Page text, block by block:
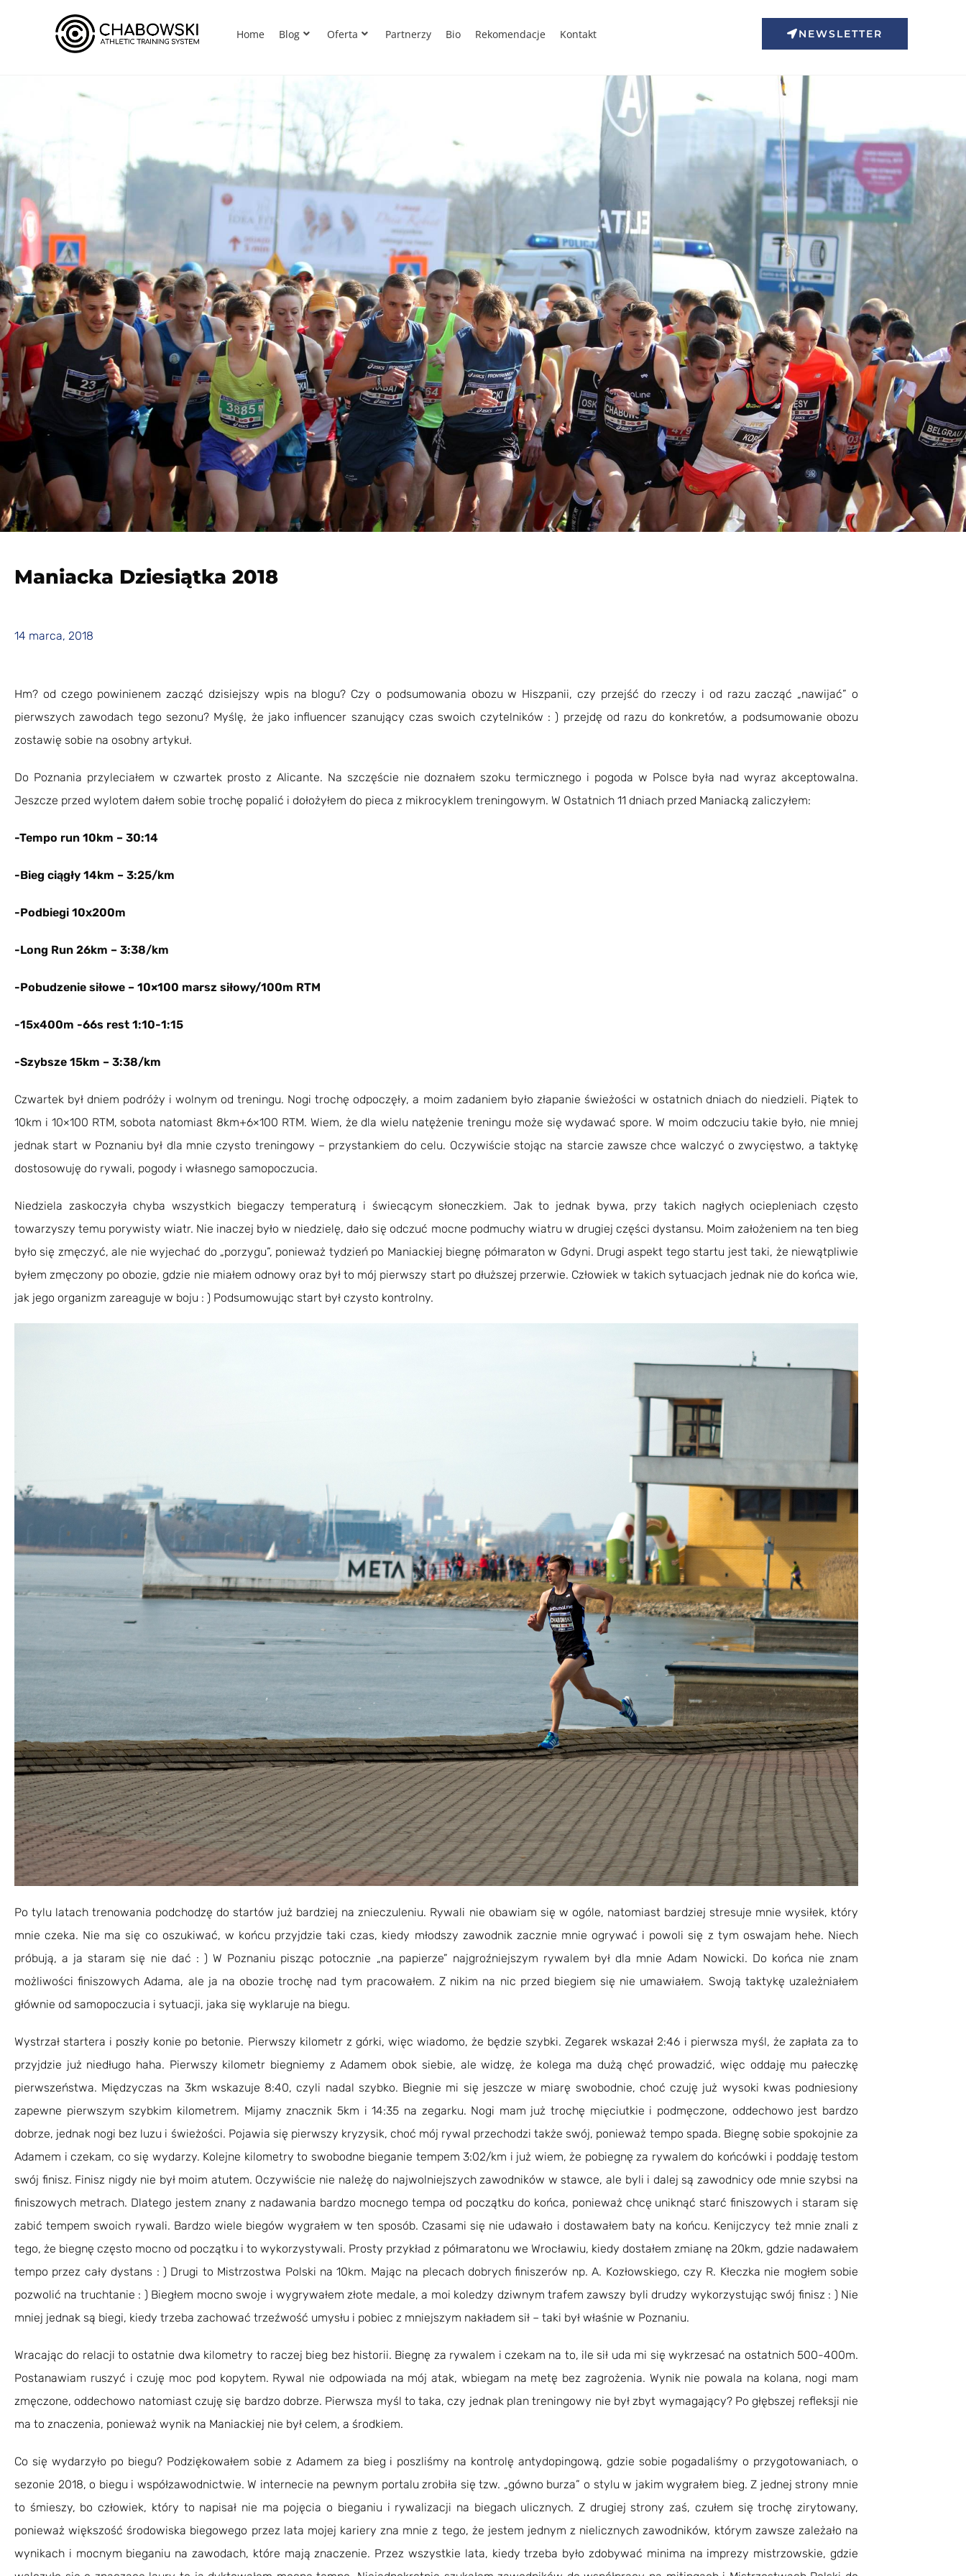
Home Blog Oferta Partnerzy Bio Rekomendacje Kontakt NEWSLETTER
Maniacka Dziesiątka 2018
14 marca, 2018
Hm? od czego powinienem zacząć dzisiejszy wpis na blogu? Czy o podsumowania obozu w Hiszpanii, czy przejść do rzeczy i od razu zacząć „nawijać” o
pierwszych zawodach tego sezonu? Myślę, że jako influencer szanujący czas swoich czytelników : ) przejdę od razu do konkretów, a podsumowanie obozu
zostawię sobie na osobny artykuł.
Do Poznania przyleciałem w czwartek prosto z Alicante. Na szczęście nie doznałem szoku termicznego i pogoda w Polsce była nad wyraz akceptowalna.
Jeszcze przed wylotem dałem sobie trochę popalić i dołożyłem do pieca z mikrocyklem treningowym. W Ostatnich 11 dniach przed Maniacką zaliczyłem:
-Tempo run 10km – 30:14
-Bieg ciągły 14km – 3:25/km
-Podbiegi 10x200m
-Long Run 26km – 3:38/km
-Pobudzenie siłowe – 10×100 marsz siłowy/100m RTM
-15x400m -66s rest 1:10-1:15
-Szybsze 15km – 3:38/km
Czwartek był dniem podróży i wolnym od treningu. Nogi trochę odpoczęły, a moim zadaniem było złapanie świeżości w ostatnich dniach do niedzieli. Piątek to
10km i 10×100 RTM, sobota natomiast 8km+6×100 RTM. Wiem, że dla wielu natężenie treningu może się wydawać spore. W moim odczuciu takie było, nie mniej
jednak start w Poznaniu był dla mnie czysto treningowy – przystankiem do celu. Oczywiście stojąc na starcie zawsze chce walczyć o zwycięstwo, a taktykę
dostosowuję do rywali, pogody i własnego samopoczucia.
Niedziela zaskoczyła chyba wszystkich biegaczy temperaturą i świecącym słoneczkiem. Jak to jednak bywa, przy takich nagłych ociepleniach często
towarzyszy temu porywisty wiatr. Nie inaczej było w niedzielę, dało się odczuć mocne podmuchy wiatru w drugiej części dystansu. Moim założeniem na ten bieg
było się zmęczyć, ale nie wyjechać do „porzygu”, ponieważ tydzień po Maniackiej biegnę półmaraton w Gdyni. Drugi aspekt tego startu jest taki, że niewątpliwie
byłem zmęczony po obozie, gdzie nie miałem odnowy oraz był to mój pierwszy start po dłuższej przerwie. Człowiek w takich sytuacjach jednak nie do końca wie,
jak jego organizm zareaguje w boju : ) Podsumowując start był czysto kontrolny.
Po tylu latach trenowania podchodzę do startów już bardziej na znieczuleniu. Rywali nie obawiam się w ogóle, natomiast bardziej stresuje mnie wysiłek, który
mnie czeka. Nie ma się co oszukiwać, w końcu przyjdzie taki czas, kiedy młodszy zawodnik zacznie mnie ogrywać i powoli się z tym oswajam hehe. Niech
próbują, a ja staram się nie dać : ) W Poznaniu pisząc potocznie „na papierze” najgroźniejszym rywalem był dla mnie Adam Nowicki. Do końca nie znam
możliwości finiszowych Adama, ale ja na obozie trochę nad tym pracowałem. Z nikim na nic przed biegiem się nie umawiałem. Swoją taktykę uzależniałem
głównie od samopoczucia i sytuacji, jaka się wyklaruje na biegu.
Wystrzał startera i poszły konie po betonie. Pierwszy kilometr z górki, więc wiadomo, że będzie szybki. Zegarek wskazał 2:46 i pierwsza myśl, że zapłata za to
przyjdzie już niedługo haha. Pierwszy kilometr biegniemy z Adamem obok siebie, ale widzę, że kolega ma dużą chęć prowadzić, więc oddaję mu pałeczkę
pierwszeństwa. Międzyczas na 3km wskazuje 8:40, czyli nadal szybko. Biegnie mi się jeszcze w miarę swobodnie, choć czuję już wysoki kwas podniesiony
zapewne pierwszym szybkim kilometrem. Mijamy znacznik 5km i 14:35 na zegarku. Nogi mam już trochę mięciutkie i podmęczone, oddechowo jest bardzo
dobrze, jednak nogi bez luzu i świeżości. Pojawia się pierwszy kryzysik, choć mój rywal przechodzi także swój, ponieważ tempo spada. Biegnę sobie spokojnie za
Adamem i czekam, co się wydarzy. Kolejne kilometry to swobodne bieganie tempem 3:02/km i już wiem, że pobiegnę za rywalem do końcówki i poddaję testom
swój finisz. Finisz nigdy nie był moim atutem. Oczywiście nie należę do najwolniejszych zawodników w stawce, ale byli i dalej są zawodnicy ode mnie szybsi na
finiszowych metrach. Dlatego jestem znany z nadawania bardzo mocnego tempa od początku do końca, ponieważ chcę uniknąć starć finiszowych i staram się
zabić tempem swoich rywali. Bardzo wiele biegów wygrałem w ten sposób. Czasami się nie udawało i dostawałem baty na końcu. Kenijczycy też mnie znali z
tego, że biegnę często mocno od początku i to wykorzystywali. Prosty przykład z półmaratonu we Wrocławiu, kiedy dostałem zmianę na 20km, gdzie nadawałem
tempo przez cały dystans : ) Drugi to Mistrzostwa Polski na 10km. Mając na plecach dobrych finiszerów np. A. Kozłowskiego, czy R. Kłeczka nie mogłem sobie
pozwolić na truchtanie : ) Biegłem mocno swoje i wygrywałem złote medale, a moi koledzy dziwnym trafem zawszy byli drudzy wykorzystując swój finisz : ) Nie
mniej jednak są biegi, kiedy trzeba zachować trzeźwość umysłu i pobiec z mniejszym nakładem sił – taki był właśnie w Poznaniu.
Wracając do relacji to ostatnie dwa kilometry to raczej bieg bez historii. Biegnę za rywalem i czekam na to, ile sił uda mi się wykrzesać na ostatnich 500-400m.
Postanawiam ruszyć i czuję moc pod kopytem. Rywal nie odpowiada na mój atak, wbiegam na metę bez zagrożenia. Wynik nie powala na kolana, nogi mam
zmęczone, oddechowo natomiast czuję się bardzo dobrze. Pierwsza myśl to taka, czy jednak plan treningowy nie był zbyt wymagający? Po głębszej refleksji nie
ma to znaczenia, ponieważ wynik na Maniackiej nie był celem, a środkiem.
Co się wydarzyło po biegu? Podziękowałem sobie z Adamem za bieg i poszliśmy na kontrolę antydopingową, gdzie sobie pogadaliśmy o przygotowaniach, o
sezonie 2018, o biegu i współzawodnictwie. W internecie na pewnym portalu zrobiła się tzw. „gówno burza” o stylu w jakim wygrałem bieg. Z jednej strony mnie
to śmieszy, bo człowiek, który to napisał nie ma pojęcia o bieganiu i rywalizacji na biegach ulicznych. Z drugiej strony zaś, czułem się trochę zirytowany,
ponieważ większość środowiska biegowego przez lata mojej kariery zna mnie z tego, że jestem jednym z nielicznych zawodników, którym zawsze zależało na
wynikach i mocnym bieganiu na zawodach, które mają znaczenie. Przez wszystkie lata, kiedy trzeba było zdobywać minima na imprezy mistrzowskie, gdzie